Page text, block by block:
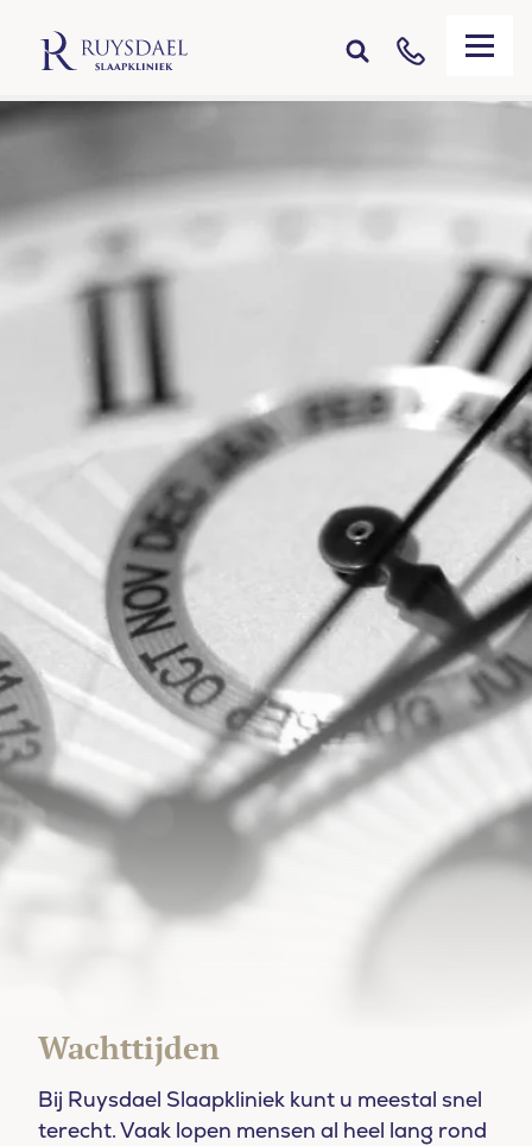
Wachttijden
Bij Ruysdael Slaapkliniek kunt u meestal snel
terecht. Vaak lopen mensen al heel lang rond